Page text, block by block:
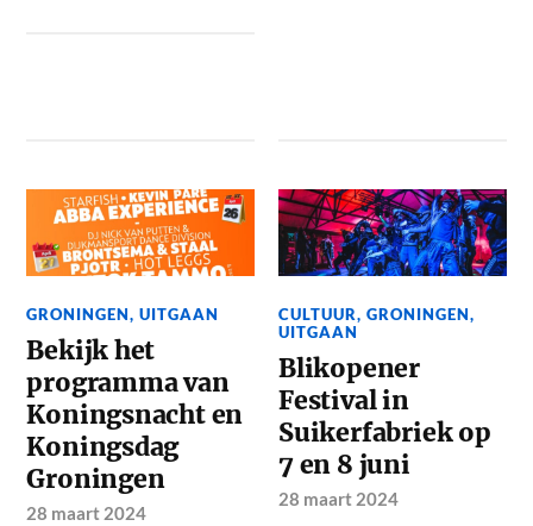
GRONINGEN,UITGAAN
Bekijk het
programma van
Koningsnacht en
Koningsdag
Groningen
28 maart 2024
CULTUUR,GRONINGEN,
UITGAAN
Blikopener
Festival in
Suikerfabriek op
7 en 8 juni
28 maart 2024